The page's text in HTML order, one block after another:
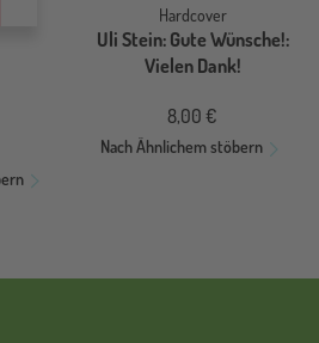
Hardcover
Uli Stein: Gute Wünsche!:
Vielen Dank!
8,00 €
Nach Ähnlichem stöbern